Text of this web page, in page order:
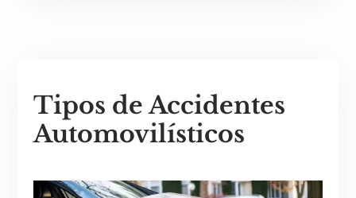
Tipos de Accidentes
Automovilísticos